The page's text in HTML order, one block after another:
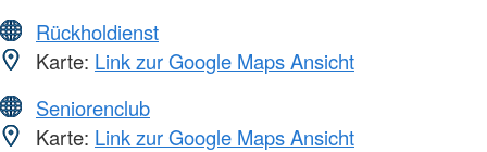
Rückholdienst
Karte: Link zur Google Maps Ansicht
Seniorenclub
Karte: Link zur Google Maps Ansicht